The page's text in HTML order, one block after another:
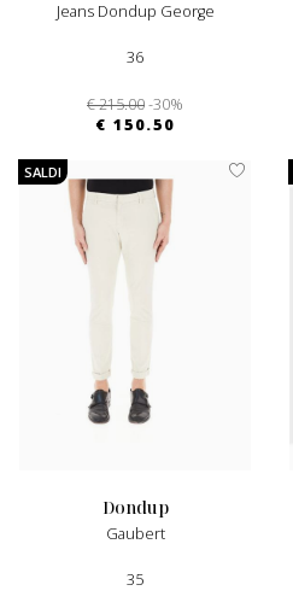
Jeans Dondup George
36
€ 215.00-30%
€ 150.50
SALDI
dondup
Gaubert
35